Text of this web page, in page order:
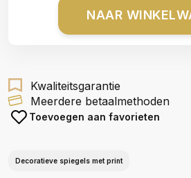
NAAR
Kwaliteitsgarantie
Meerdere betaalmethoden
Toevoegen aan favorieten
Decoratieve spiegels met print